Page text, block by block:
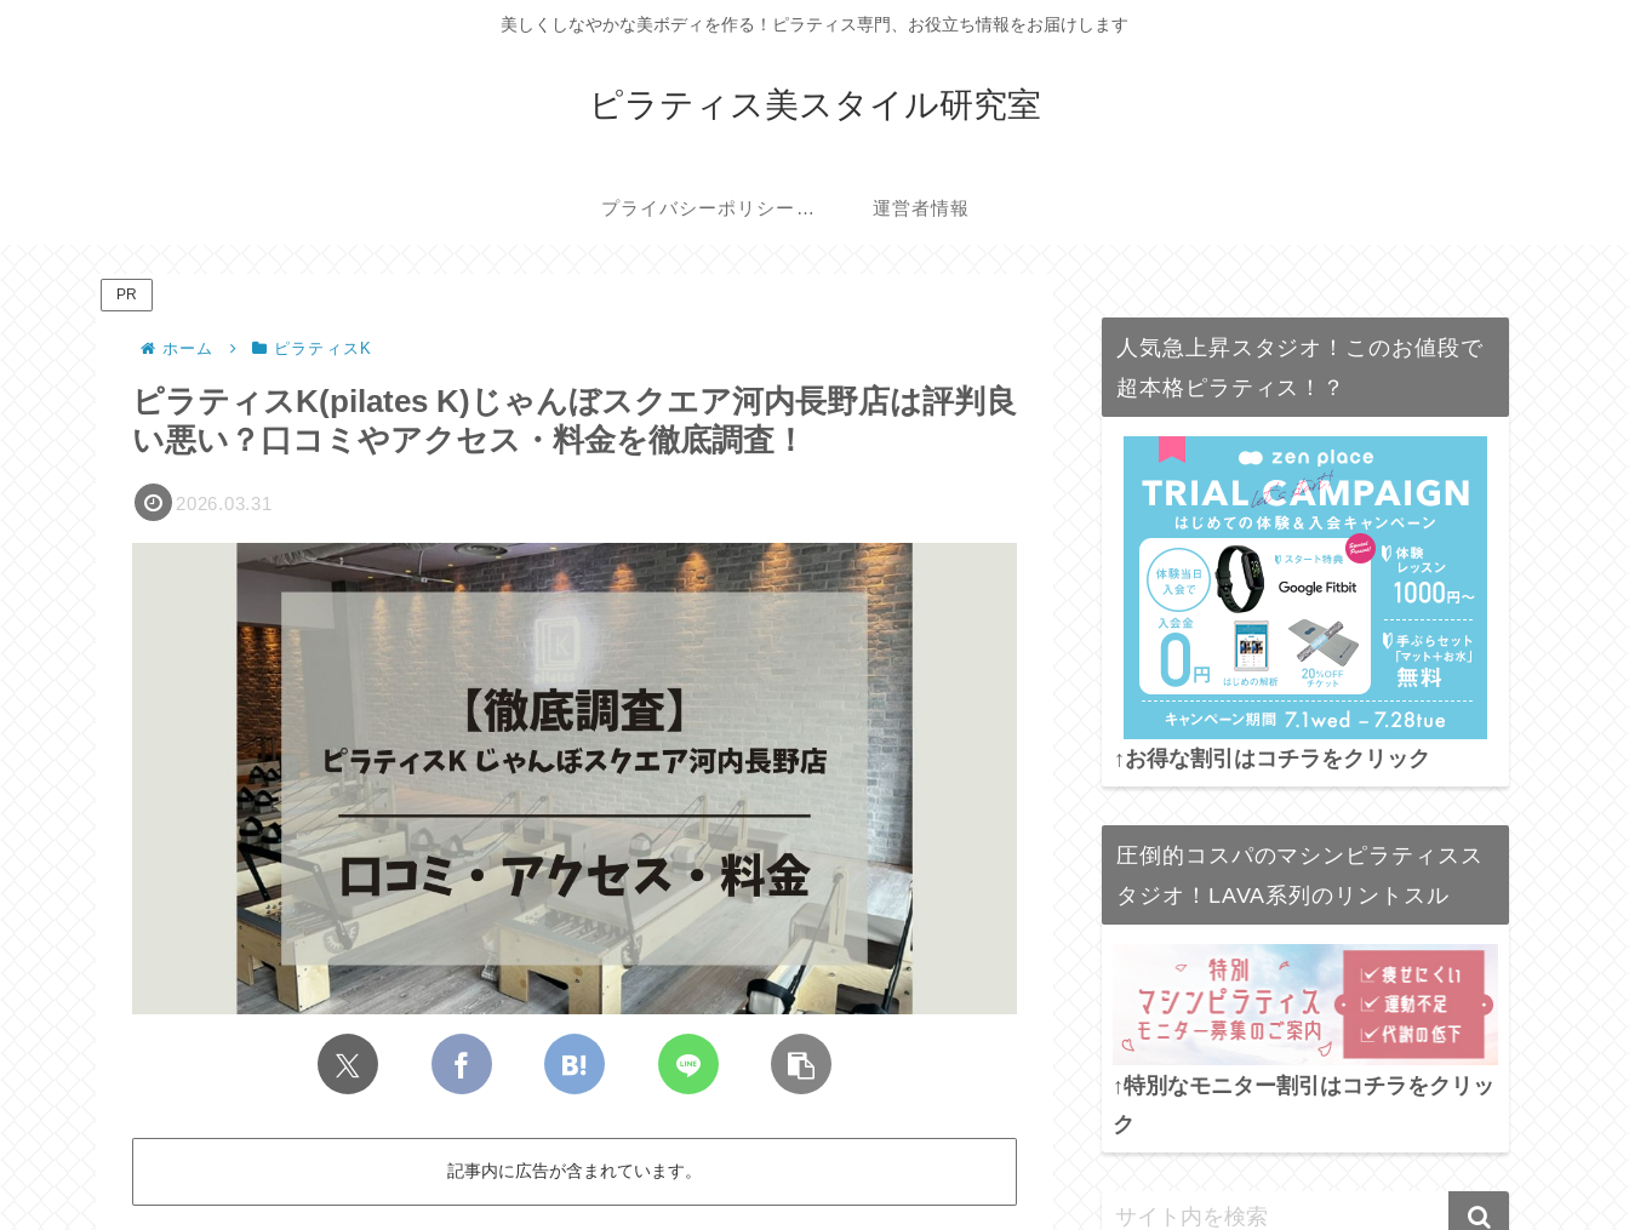
美しくしなやかな美ボディを作る！ピラティス専門、お役立ち情報をお届けします
ピラティス美スタイル研究室
プライバシーポリシー・免責事項 運営者情報
PR
ホーム ピラティスK
ピラティスK(pilates K)じゃんぼスクエア河内長野店は評判良
い悪い？口コミやアクセス・料金を徹底調査！
2026.03.31
記事内に広告が含まれています。
人気急上昇スタジオ！このお値段で
超本格ピラティス！？
↑お得な割引はコチラをクリック
圧倒的コスパのマシンピラティスス
タジオ！LAVA系列のリントスル
↑特別なモニター割引はコチラをクリッ
ク